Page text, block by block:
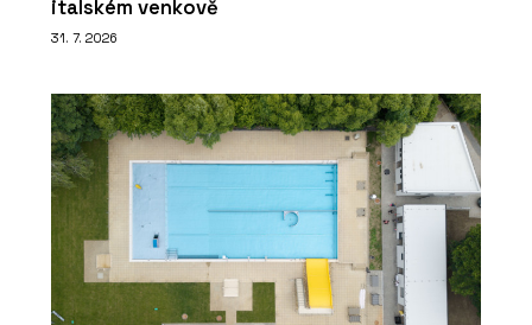
italském venkově
31. 7. 2026